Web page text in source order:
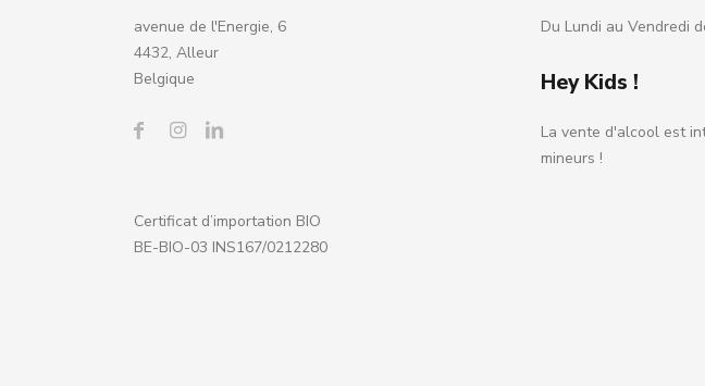
avenue de l'Energie, 6
4432, Alleur
Belgique
Certificat d’importation BIO
BE-BIO-03 INS167/0212280
Du Lundi au Vendredi
Hey Kids !
La vente d'alcool est
mineurs !